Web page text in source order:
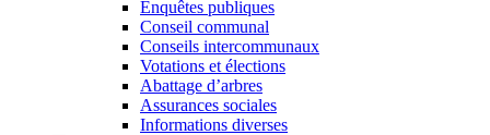
Enquêtes publiques
Conseil communal
Conseils intercommunaux
Votations et élections
Abattage d’arbres
Assurances sociales
Informations diverses